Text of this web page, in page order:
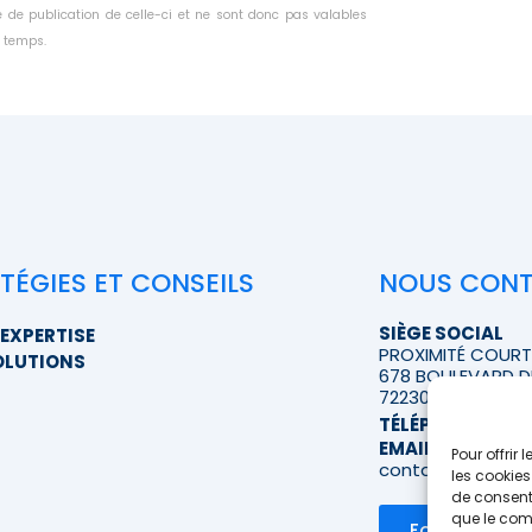
Pour offrir
les
de
que le
de publication de celle-ci et ne sont donc pas valables
ET CONSEILS NOUS
SIÈGE SOCIAL
PROXIMITÉ
678 BOULEVARD
72230 RUAUDIN
TÉLÉPHONE
EMAIL